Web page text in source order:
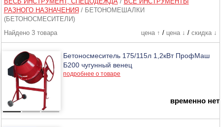
РАЗНОГО НАЗНАЧЕНИЯ / БЕТОНОМЕШАЛКИ
(БЕТОНОСМЕСИТЕЛИ)
Найдено 3 товара
цена ↑ / цена ↓ / скидка ↓
Бетоносмеситель 175/115л 1,2кВт ПрофМаш
Б200 чугунный венец
подробнее о товаре
временно нет